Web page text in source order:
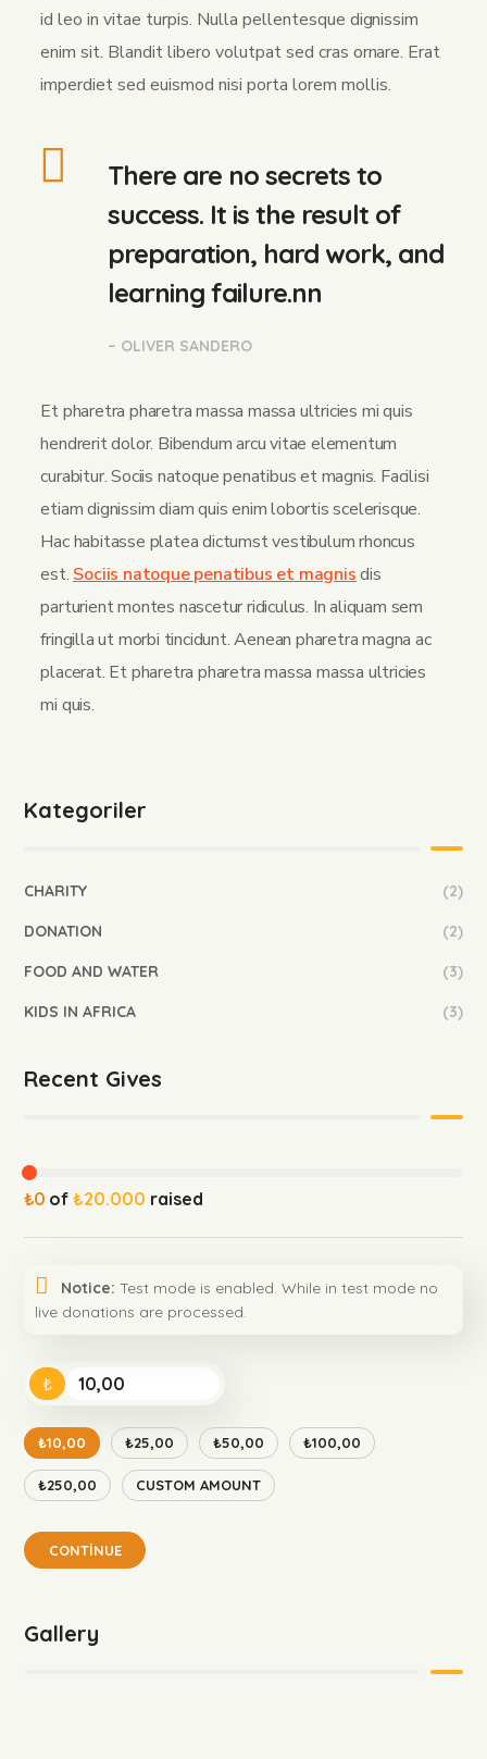
id leo in vitae turpis. Nulla pellentesque dignissim
enim sit. Blandit libero volutpat sed cras ornare. Erat
imperdiet sed euismod nisi porta lorem mollis.
There are no secrets to
success. It is the result of
preparation, hard work, and
learning failure.nn
– OLIVER SANDERO
Et pharetra pharetra massa massa ultricies mi quis
hendrerit dolor. Bibendum arcu vitae elementum
curabitur. Sociis natoque penatibus et magnis. Facilisi
etiam dignissim diam quis enim lobortis scelerisque.
Hac habitasse platea dictumst vestibulum rhoncus
est. Sociis natoque penatibus et magnisdis
parturient montes nascetur ridiculus. In aliquam sem
fringilla ut morbi tincidunt. Aenean pharetra magna ac
placerat. Et pharetra pharetra massa massa ultricies
mi quis.
Kategoriler
CHARITY (2)
DONATION (2)
FOOD AND WATER (3)
KIDS IN AFRICA (3)
Recent Gives
₺0 of₺20.000 raised
Notice: Test mode is enabled. While in test mode no
live donations are processed.
₺
₺10,00 ₺25,00 ₺50,00 ₺100,00
₺250,00 CUSTOM AMOUNT
CONTINUE
Gallery